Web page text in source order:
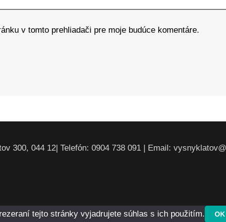
v tomto prehliadači pre moje budúce komentáre.
300, 044 12| Telefón: 0904 738 091 | Email:
tejto stránky vyjadrujete súhlas s ich použitím. OK